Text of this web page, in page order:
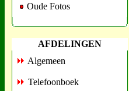
Oude Fotos
AFDELINGEN
Algemeen
Telefoonboek